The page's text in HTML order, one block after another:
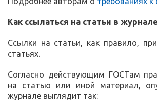
Как ссылаться на статьи в журнале
Ссылки на статьи, как правило,
статьях.
Согласно действующим ГОСТам
на статью или иной материал,
журнале выглядит так: